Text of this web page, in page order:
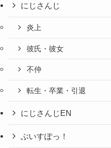
にじさんじ
炎上
彼氏・彼女
不仲
転生・卒業・引退
にじさんじEN
ぶいすぽっ！